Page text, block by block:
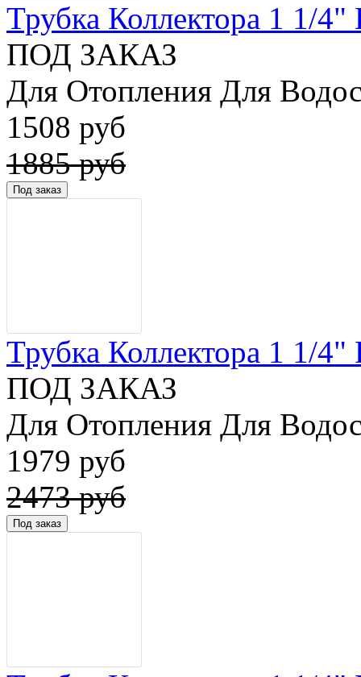
Трубка Коллектора 1 1/
ПОД ЗАКАЗ
Для Отопления Для
1508 руб
1885 руб
Трубка Коллектора 1 1/
ПОД ЗАКАЗ
Для Отопления Для
1979 руб
2473 руб